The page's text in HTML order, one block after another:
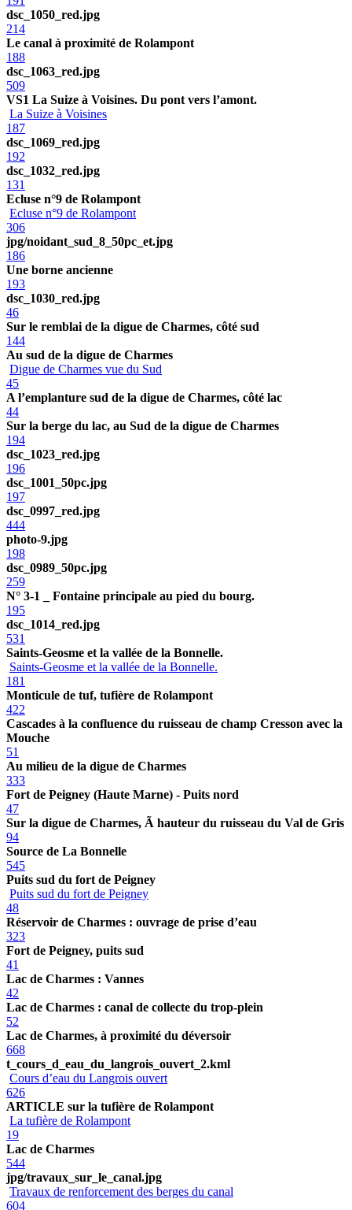
dsc_1050_red.jpg
214
Le canal à proximité de Rolampont
188
dsc_1063_red.jpg
509
VS1 La Suize à Voisines. Du pont vers l’amont.
La Suize à Voisines
187
dsc_1069_red.jpg
192
dsc_1032_red.jpg
131
Ecluse n°9 de Rolampont
Ecluse n°9 de Rolampont
306
jpg/noidant_sud_8_50pc_et.jpg
186
Une borne ancienne
193
dsc_1030_red.jpg
46
Sur le remblai de la digue de Charmes, côté sud
144
Au sud de la digue de Charmes
Digue de Charmes vue du Sud
45
A l’emplanture sud de la digue de Charmes, côté lac
44
Sur la berge du lac, au Sud de la digue de Charmes
194
dsc_1023_red.jpg
196
dsc_1001_50pc.jpg
197
dsc_0997_red.jpg
444
photo-9.jpg
198
dsc_0989_50pc.jpg
259
N° 3-1 _ Fontaine principale au pied du bourg.
195
dsc_1014_red.jpg
531
Saints-Geosme et la vallée de la Bonnelle.
Saints-Geosme et la vallée de la Bonnelle.
181
Monticule de tuf, tufière de Rolampont
422
Cascades à la confluence du ruisseau de champ Cresson avec la
Mouche
51
Au milieu de la digue de Charmes
333
Fort de Peigney (Haute Marne) - Puits nord
47
Sur la digue de Charmes, Ã hauteur du ruisseau du Val de Gris
94
Source de La Bonnelle
545
Puits sud du fort de Peigney
Puits sud du fort de Peigney
48
Réservoir de Charmes : ouvrage de prise d’eau
323
Fort de Peigney, puits sud
41
Lac de Charmes : Vannes
42
Lac de Charmes : canal de collecte du trop-plein
52
Lac de Charmes, à proximité du déversoir
668
t_cours_d_eau_du_langrois_ouvert_2.kml
Cours d’eau du Langrois ouvert
626
ARTICLE sur la tufière de Rolampont
La tufière de Rolampont
19
Lac de Charmes
544
jpg/travaux_sur_le_canal.jpg
Travaux de renforcement des berges du canal
604